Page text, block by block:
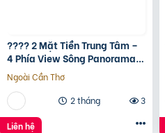
???? 2 Mặt Tiền Trung Tâm –
4 Phía View Sông Panorama
???? – Metro Ngay Trước Mặt
???? – Full Nội Thất
Ngoài Cần Thơ
2 tháng
3
Liên hệ